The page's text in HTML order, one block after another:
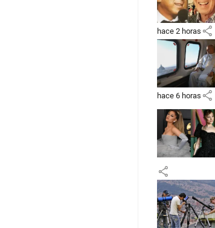
hace 2 horas share
hace 6 horas share
share